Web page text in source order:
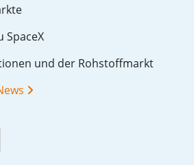
SpaceX
und der Rohstoffmarkt